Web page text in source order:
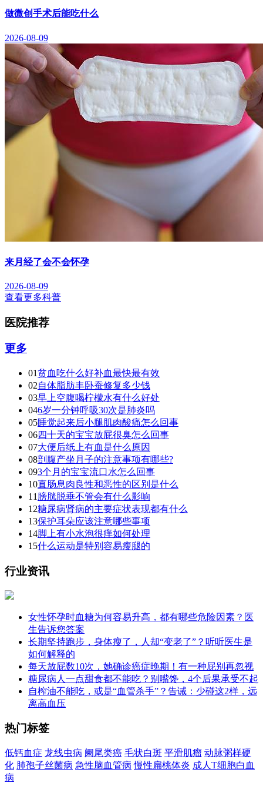
做微创手术后能吃什么
2026-08-09
来月经了会不会怀孕
2026-08-09
查看更多科普
医院推荐
更多
01贫血吃什么好补血最快最有效
02自体脂肪丰卧蚕修复多少钱
03早上空腹喝柠檬水有什么好处
046岁一分钟呼吸30次是肺炎吗
05睡觉起来后小腿肌肉酸痛怎么回事
06四十天的宝宝放屁很臭怎么回事
07大便后纸上有血是什么原因
08剖腹产坐月子的注意事项有哪些?
093个月的宝宝流口水怎么回事
10直肠息肉良性和恶性的区别是什么
11 膀胱脱垂不管会有什么影响
12糖尿病肾病的主要症状表现都有什么
13保护耳朵应该注意哪些事项
14脚上有小水泡很痒如何处理
15什么运动是特别容易瘦腿的
行业资讯
女性怀孕时血糖为何容易升高，都有哪些危险因素？医
生告诉您答案
长期坚持跑步，身体瘦了，人却“变老了”？听听医生是
如何解释的
每天放屁数10次，她确诊癌症晚期！有一种屁别再忽视
糖尿病人一点甜食都不能吃？别嘴馋，4个后果承受不起
自榨油不能吃，或是“血管杀手”？告诫：少碰这2样，远
离高血压
热门标签
低钙血症 龙线虫病 阑尾类癌 毛状白斑 平滑肌瘤 动脉粥样硬
化 肺孢子丝菌病 急性脑血管病 慢性扁桃体炎 成人T细胞白血
病